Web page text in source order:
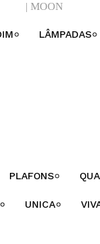
| MOON
LÂMPADAS
PLAFONS
UNICA